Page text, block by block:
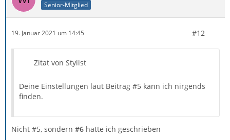
Senior-Mitglied
19. Januar 2021 um 14:45 #12
Zitat von Stylist
Deine Einstellungen laut Beitrag #5 kann ich nirgends
finden.
Nicht #5, sondern #6 hatte ich geschrieben